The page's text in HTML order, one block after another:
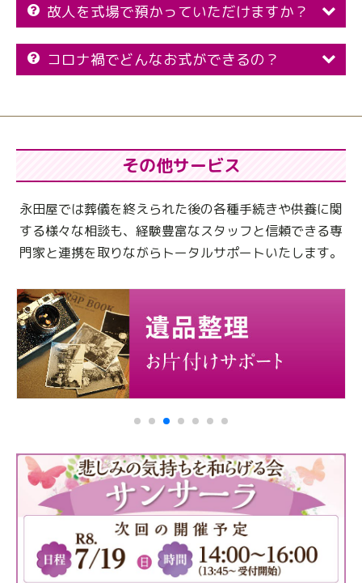
故人を式場で預かっていただけますか？
コロナ禍でどんなお式ができるの？
その他サービス
永田屋では葬儀を終えられた後の各種手続きや供養に関
する様々な相談も、 経験豊富なスタッフと信頼できる専
門家と連携を取りながらトータルサポートいたします。